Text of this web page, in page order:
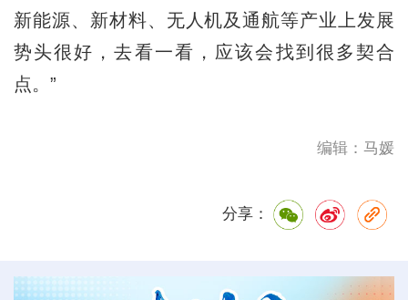
新能源、新材料、无人机及通航等产业上发展
势头很好，去看一看，应该会找到很多契合
点。”
编辑：马媛
分享：